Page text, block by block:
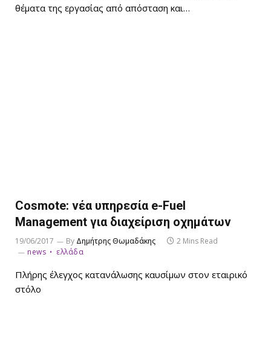
θέματα της εργασίας από απόσταση και…
Cosmote: νέα υπηρεσία e-Fuel
Management για διαχείριση οχημάτων
19/06/2017 By Δημήτρης Θωμαδάκης
2 Mins Read
news
ελλάδα
Πλήρης έλεγχος κατανάλωσης καυσίμων στον εταιρικό
στόλο